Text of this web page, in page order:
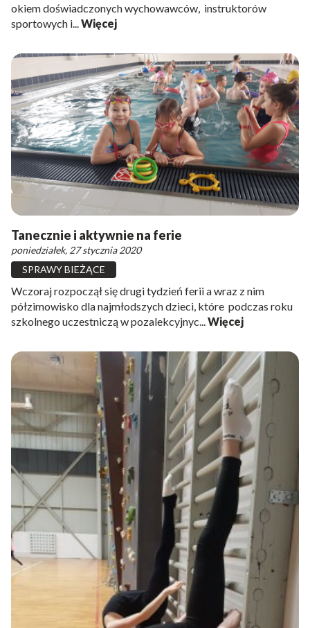
okiem doświadczonych wychowawców, instruktorów
sportowych i... Więcej
Tanecznie i aktywnie na ferie
poniedziałek, 27 stycznia 2020
SPRAWY BIEŻĄCE
Wczoraj rozpoczął się drugi tydzień ferii a wraz z nim
półzimowisko dla najmłodszych dzieci, które podczas roku
szkolnego uczestniczą w pozalekcyjnyc... Więcej